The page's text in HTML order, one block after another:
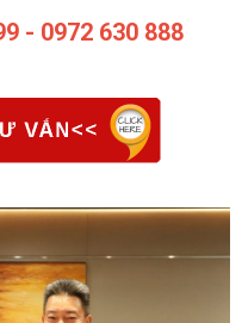
- 0972 630 888